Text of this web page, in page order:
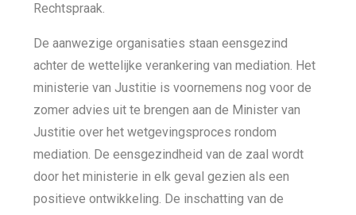
Rechtspraak.
De aanwezige organisaties staan eensgezind
achter de wettelijke verankering van mediation. Het
ministerie van Justitie is voornemens nog voor de
zomer advies uit te brengen aan de Minister van
Justitie over het wetgevingsproces rondom
mediation. De eensgezindheid van de zaal wordt
door het ministerie in elk geval gezien als een
positieve ontwikkeling. De inschatting van de